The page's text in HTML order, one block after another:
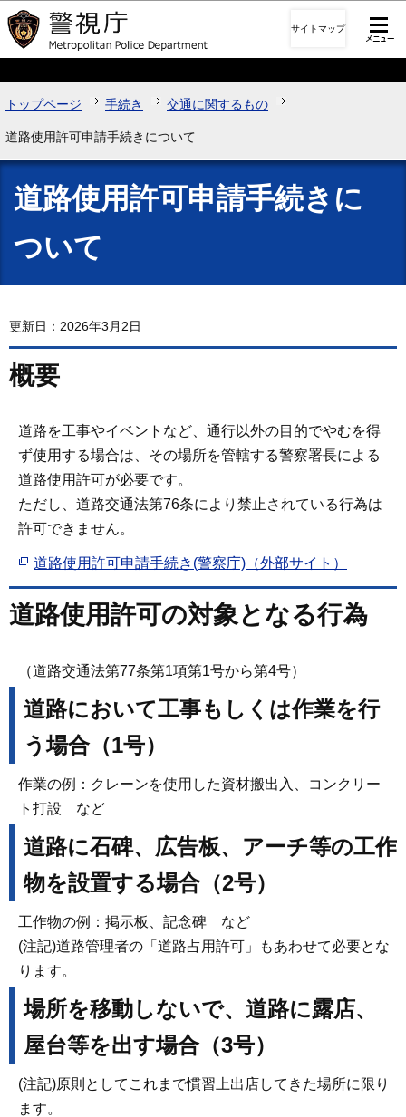
このページの本文へ移動
サイトマップ
トップページ 手続き 交通に関するもの
道路使用許可申請手続きについて
道路使用許可申請手続きに
ついて
更新日：2026年3月2日
概要
道路を工事やイベントなど、通行以外の目的でやむを得
ず使用する場合は、その場所を管轄する警察署長による
道路使用許可が必要です。
ただし、道路交通法第76条により禁止されている行為は
許可できません。
道路使用許可申請手続き(警察庁)（外部サイト）
道路使用許可の対象となる行為
（道路交通法第77条第1項第1号から第4号）
道路において工事もしくは作業を行
う場合（1号）
作業の例：クレーンを使用した資材搬出入、コンクリー
ト打設 など
道路に石碑、広告板、アーチ等の工作
物を設置する場合（2号）
工作物の例：掲示板、記念碑 など
(注記)道路管理者の「道路占用許可」もあわせて必要とな
ります。
場所を移動しないで、道路に露店、
屋台等を出す場合（3号）
(注記)原則としてこれまで慣習上出店してきた場所に限り
ます。